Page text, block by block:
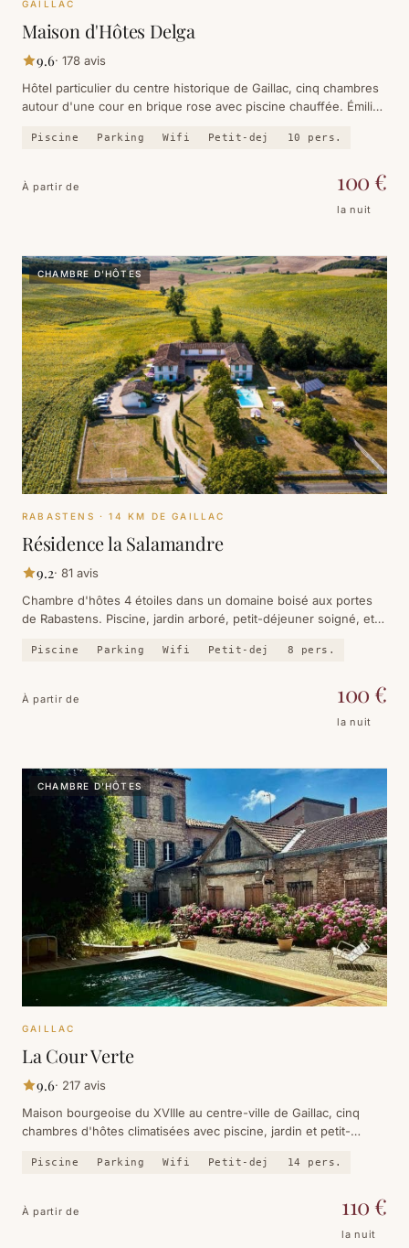
GAILLAC
Maison d'Hôtes Delga
9.6· 178 avis
Hôtel particulier du centre historique de Gaillac, cinq chambres
autour d'une cour en brique rose avec piscine chauffée. Émilie
Piscine Parking Wifi Petit-dej 10 pers.
À partir de 100 €
la nuit
CHAMBRE D'HÔTES
RABASTENS · 14 KM DE GAILLAC
Résidence la Salamandre
9.2· 81 avis
Chambre d'hôtes 4 étoiles dans un domaine boisé aux portes
de Rabastens. Piscine, jardin arboré, petit-déjeuner soigné, et
Piscine Parking Wifi Petit-dej 8 pers.
À partir de 100 €
la nuit
CHAMBRE D'HÔTES
GAILLAC
La Cour Verte
9.6· 217 avis
Maison bourgeoise du XVIIIe au centre-ville de Gaillac, cinq
chambres d'hôtes climatisées avec piscine, jardin et petit-
Piscine Parking Wifi Petit-dej 14 pers.
À partir de 110 €
la nuit